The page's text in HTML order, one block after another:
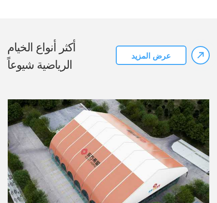
أكثر أنواع الخيام
الرياضية شيوعاً
عرض المزيد